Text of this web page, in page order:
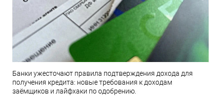
Банки ужесточают правила подтверждения дохода для
получения кредита: новые требования к доходам
заёмщиков и лайфхаки по одобрению.